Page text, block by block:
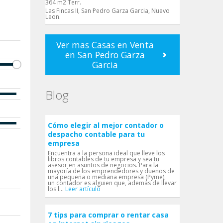
364 m2 Terr.
Las Fincas II, San Pedro Garza Garci­a, Nuevo
Leon.
Ver mas Casas en Venta
en San Pedro Garza
Garci­a
Blog
Cómo elegir al mejor contador o
despacho contable para tu
empresa
Encuentra a la persona ideal que lleve los
libros contables de tu empresa y sea tu
asesor en asuntos de negocios. Para la
mayoría de los emprendedores y dueños de
una pequeña o mediana empresa (Pyme),
un contador es alguien que, además de llevar
los l... Leer artículo
7 tips para comprar o rentar casa